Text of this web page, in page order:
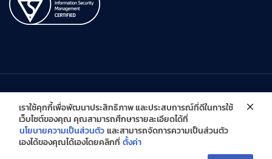
Copyright © Global Innovative Solutions Co., Ltd. All Right
เราใช้คุกกี้เพื่อพัฒนาประสิทธิภาพ และประสบการณ์ที่ดีในการใช้
เว็บไซต์ของคุณ คุณสามารถศึกษารายละเอียดได้ที่
นโยบายความเป็นส่วนตัวและสามารถจัดการความเป็นส่วนตัว
เองได้ของคุณได้เองโดยคลิกที่ตั้งค่า